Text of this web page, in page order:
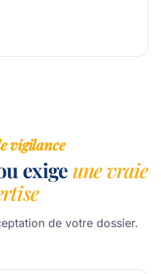
vigilance
exigeune vraie
de votre dossier.